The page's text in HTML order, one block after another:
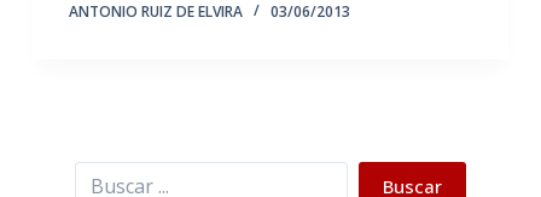
ANTONIO RUIZ DE ELVIRA 03/06/2013
Buscar Buscar